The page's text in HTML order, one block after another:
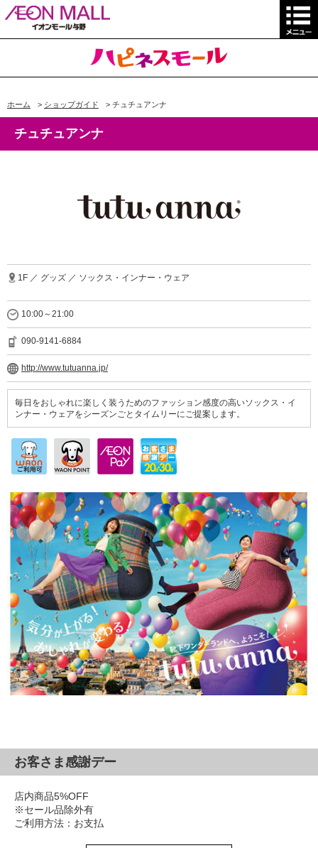
ホーム > ショップガイド > チュチュアンナ
チュチュアンナ
1F ／ グッズ ／ ソックス・インナー・ウェア
10:00～21:00
090-9141-6884
http://www.tutuanna.jp/
毎日をおしゃれに楽しく装うためのファッション感度の高いソックス・イ
ンナー・ウェアをシーズンごとタイムリーにご提案します。
お客さま感謝デー
店内商品5%OFF
※セール品除外有
ご利用方法：お支払